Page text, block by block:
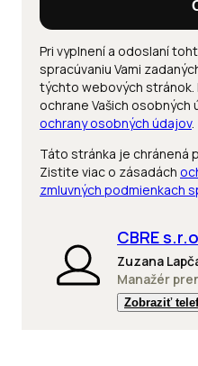
Pri vyplnení a odoslaní
spracúvaniu Vami
týchto webových stránok.
ochrane Vašich
ochrany osobných údajov.
Táto stránka je chránená
Zistite viac o zásadách
zmluvných podmienkach
CBRE
Zuzana
Manažér
Zobraziť